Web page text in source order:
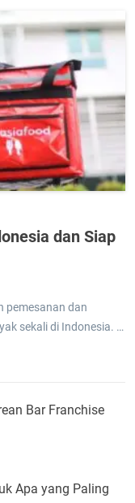
dan Siap
pemesanan dan
sekali di Indonesia. …
Bar Franchise
Apa yang Paling